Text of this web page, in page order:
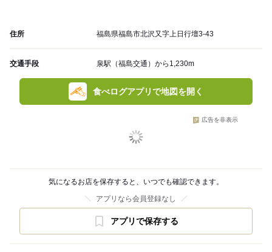
住所 福島県福島市北沢又字上日行壇3-43
交通手段 泉駅（福島交通）から1,230m
食べログアプリで地図を開く
広告を非表示
気になるお店を保存すると、いつでも確認できます。
アプリなら会員登録なし
アプリで保存する